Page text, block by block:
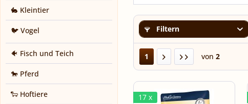
🐇 Kleintier
🐦 Vogel
🐠 Fisch und Teich
🐎 Pferd
🐑 Hoftiere
Filtern
1 von 2
17 x